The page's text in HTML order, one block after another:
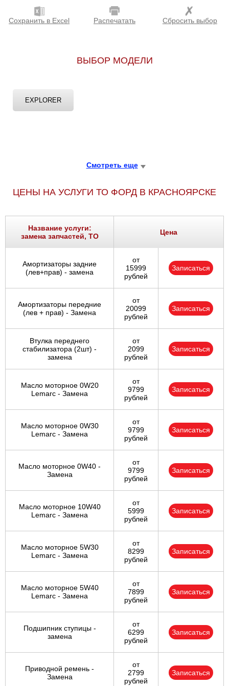
Сохранить в Excel Распечатать Сбросить выбор
ВЫБОР МОДЕЛИ
EXPLORER
Смотреть еще
ЦЕНЫ НА УСЛУГИ ТО ФОРД В КРАСНОЯРСКЕ
Название услуги:
замена запчастей, ТО
Цена
Амортизаторы задние
(лев+прав) - замена
от
15999
рублей
Записаться
Амортизаторы передние
(лев + прав) - Замена
от
20099
рублей
Записаться
Втулка переднего
стабилизатора (2шт) -
замена
от
2099
рублей
Записаться
Масло моторное 0W20
Lemarc - Замена
от
9799
рублей
Записаться
Масло моторное 0W30
Lemarc - Замена
от
9799
рублей
Записаться
Масло моторное 0W40 -
Замена
от
9799
рублей
Записаться
Масло моторное 10W40
Lemarc - Замена
от
5999
рублей
Записаться
Масло моторное 5W30
Lemarc - Замена
от
8299
рублей
Записаться
Масло моторное 5W40
Lemarc - Замена
от
7899
рублей
Записаться
Подшипник ступицы -
замена
от
6299
рублей
Записаться
Приводной ремень -
Замена
от
2799
рублей
Записаться